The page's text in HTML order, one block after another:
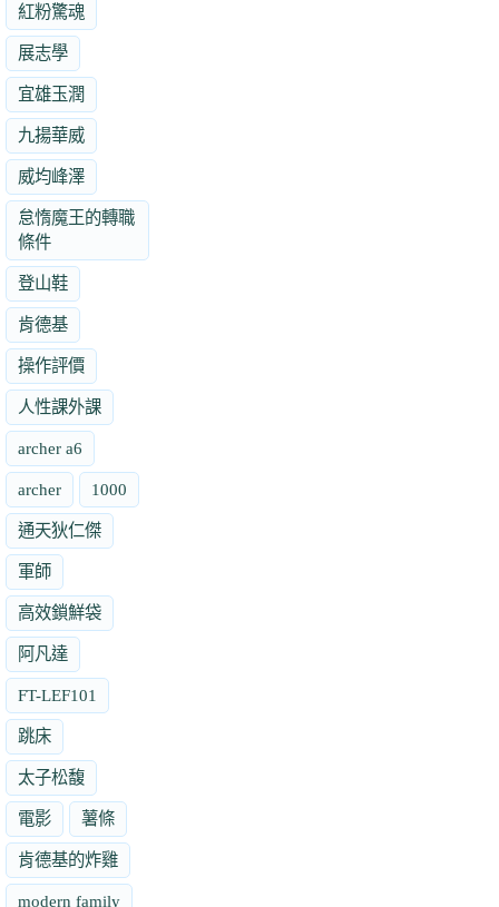
紅粉驚魂
展志學
宜雄玉潤
九揚華威
威均峰澤
怠惰魔王的轉職
條件
登山鞋
肯德基
操作評價
人性課外課
archer a6
archer 1000
通天狄仁傑
軍師
高效鎖鮮袋
阿凡達
FT-LEF101
跳床
太子松馥
電影 薯條
肯德基的炸雞
modern family